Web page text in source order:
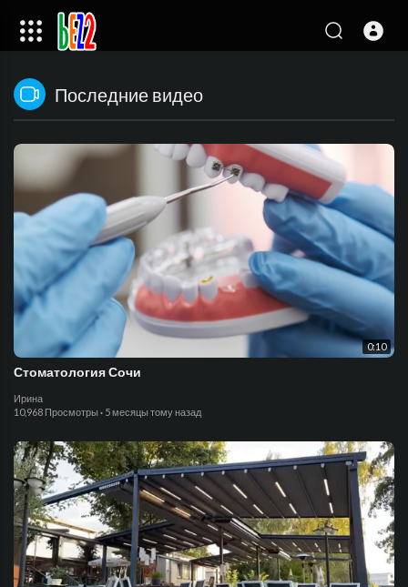
Последние видео
0:10
Стоматология Сочи
Ирина
10,968 Просмотры · 5 месяцы тому назад